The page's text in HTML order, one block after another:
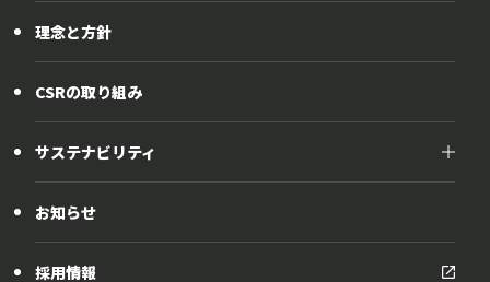
理念と方針
CSRの取り組み
サステナビリティ
お知らせ
採用情報